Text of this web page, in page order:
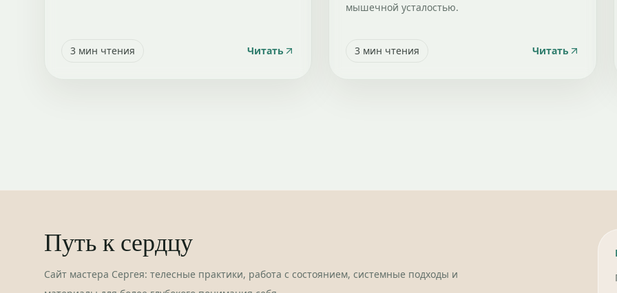
3 мин чтения Читать
мышечной усталостью.
3 мин чтения Читать
Путь к сердцу
Сайт мастера Сергея: телесные практики, работа с состоянием, системные подходы и